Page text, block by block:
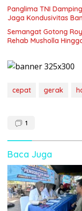
Panglima TNI
Jaga Kondusivitas
Semangat Gotong
Rehab Musholla
cepat gerak
1
Baca Juga